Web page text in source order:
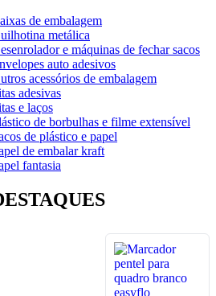
de embalagem
metálica
e máquinas de fechar sacos
auto adesivos
acessórios de embalagem
adesivas
e laços
de borbulhas e filme extensível
de plástico e papel
de embalar kraft
fantasia